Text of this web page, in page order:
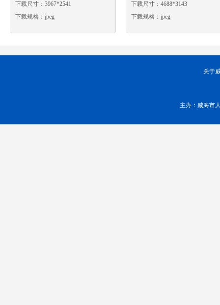
下载尺寸：3967*2541
下载规格：jpeg
下载尺寸：4688*3143
下载规格：jpeg
关于
主办：威海市